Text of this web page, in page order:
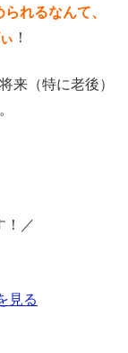
れるなんて、
！
来（特に老後）
！／
見る